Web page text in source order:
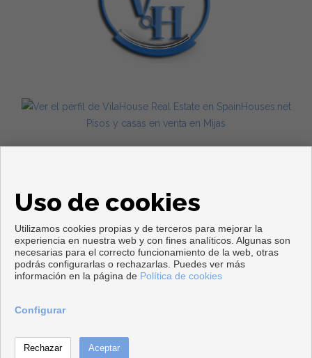
Pisos y casas en venta en Mijas
Copyright © 2026. Todos los derechos reservados.
Aviso legal |Política de privacidad |Política de Cookies
Uso de cookies
Utilizamos cookies propias y de terceros para mejorar la
experiencia en nuestra web y con fines analíticos. Algunas son
necesarias para el correcto funcionamiento de la web, otras
podrás configurarlas o rechazarlas. Puedes ver más
información en la página de Política de cookies
Configurar